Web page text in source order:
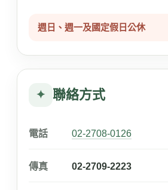
週日、週一及國定假日公休
✦ 聯絡方式
電話 02-2708-0126
傳真 02-2709-2223